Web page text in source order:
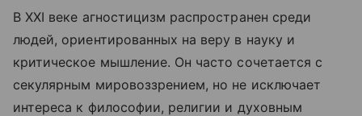
В XXI веке агностицизм распространен среди
людей, ориентированных на веру в науку и
критическое мышление. Он часто сочетается с
секулярным мировоззрением, но не исключает
интереса к философии, религии и духовным